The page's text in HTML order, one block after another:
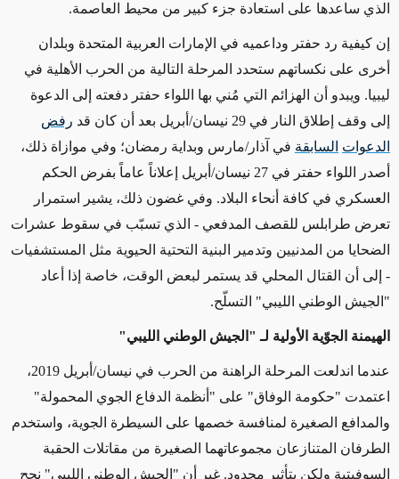
الذي ساعدها على استعادة جزء كبير من محيط العاصمة.
إن كيفية رد حفتر وداعميه في الإمارات العربية المتحدة وبلدان
أخرى على نكساتهم ستحدد المرحلة التالية من الحرب الأهلية في
ليبيا. ويبدو أن الهزائم التي مُني بها اللواء حفتر دفعته إلى الدعوة
إلى وقف إطلاق النار في 29 نيسان/أبريل بعد أن كان قد
رفض
الدعوات السابقة في آذار/مارس وبداية رمضان؛ وفي موازاة ذلك،
أصدر اللواء حفتر في 27 نيسان/أبريل إعلاناً عاماً بفرض الحكم
العسكري في كافة أنحاء البلاد. وفي غضون ذلك، يشير استمرار
تعرض طرابلس للقصف المدفعي - الذي تسبّب في سقوط عشرات
الضحايا من المدنيين وتدمير البنية التحتية الحيوية مثل المستشفيات
- إلى أن القتال المحلي قد يستمر لبعض الوقت، خاصة إذا أعاد
"الجيش الوطني الليبي" التسلّح.
الهيمنة الجوّية الأولية لـ "الجيش الوطني الليبي"
عندما اندلعت المرحلة الراهنة من الحرب في نيسان/أبريل 2019،
اعتمدت "حكومة الوفاق" على "أنظمة الدفاع الجوي المحمولة"
والمدافع الصغيرة لمنافسة خصمها على السيطرة الجوية، واستخدم
الطرفان المتنازعان مجموعاتهما الصغيرة من مقاتلات الحقبة
السوفيتية ولكن بتأثير محدود. غير أن "الجيش الوطني الليبي" نجح